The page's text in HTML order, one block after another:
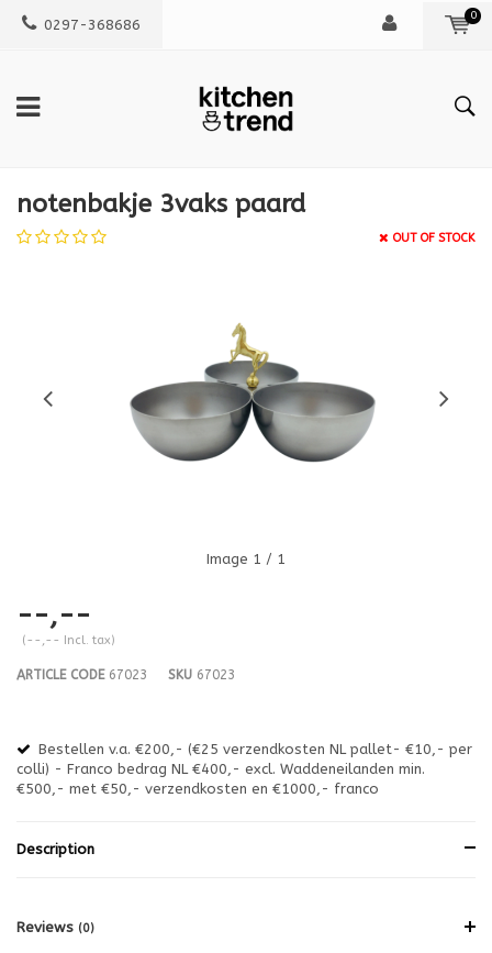
0297-368686
0
notenbakje 3vaks paard
OUT OF STOCK
Image 1 / 1
--,--
(--,-- Incl. tax)
ARTICLE CODE67023 SKU 67023
Bestellen v.a. €200,- (€25 verzendkosten NL pallet- €10,- per
colli) - Franco bedrag NL €400,- excl. Waddeneilanden min.
€500,- met €50,- verzendkosten en €1000,- franco
Description
Reviews (0)